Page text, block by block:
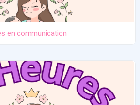
en communication
en situation de crise